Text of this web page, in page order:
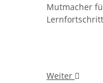
Mutmacher
Weiter